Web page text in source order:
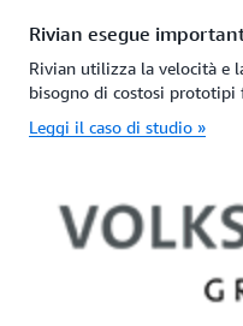
Rivian esegue
Rivian utilizza la velocità e
bisogno di costosi prototipi
Leggi il caso di studio »